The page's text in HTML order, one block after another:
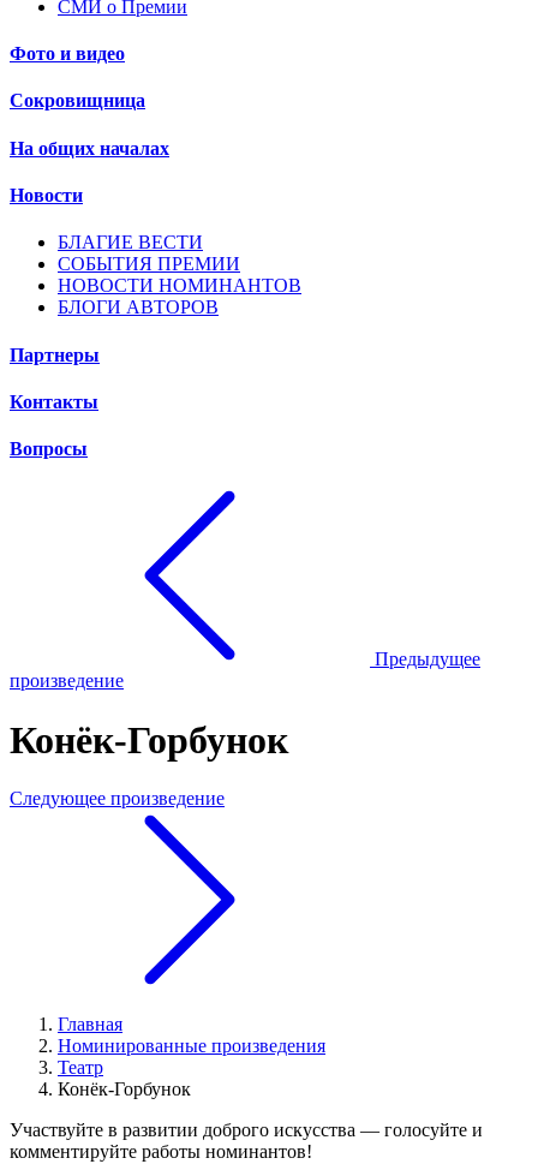
СМИ о Премии
Фото и видео
Сокровищница
На общих началах
Новости
БЛАГИЕ ВЕСТИ
СОБЫТИЯ ПРЕМИИ
НОВОСТИ НОМИНАНТОВ
БЛОГИ АВТОРОВ
Партнеры
Контакты
Вопросы
Предыдущее
произведение
Конёк-Горбунок
Следующее произведение
Главная
Номинированные произведения
Театр
Конёк-Горбунок
Участвуйте в развитии доброго искусства — голосуйте и
комментируйте работы номинантов!